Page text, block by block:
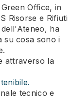
Office, in
Risorse e Rifiuti
ha
cosa sono i
attraverso la
tecnico e